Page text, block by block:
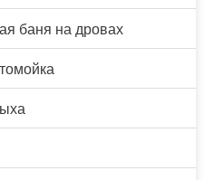
баня на дровах